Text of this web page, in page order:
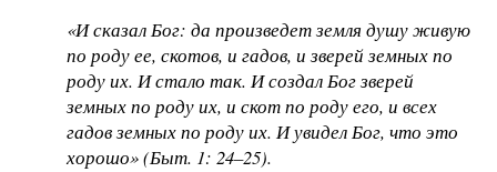
«И сказал Бог: да произведет земля душу живую
по роду ее, скотов, и гадов, и зверей земных по
роду их. И стало так. И создал Бог зверей
земных по роду их, и скот по роду его, и всех
гадов земных по роду их. И увидел Бог, что это
хорошо» (Быт. 1: 24–25).